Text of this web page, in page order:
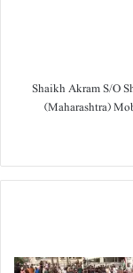
Shaikh Akram S/O
(Maharashtra)